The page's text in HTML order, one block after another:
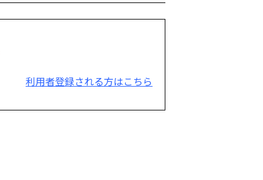
利用者登録される方はこちら